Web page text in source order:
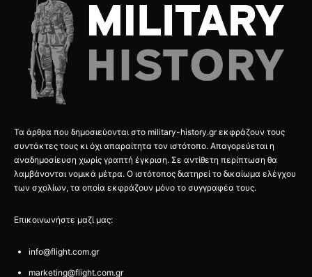
Τα άρθρα που δημοσιεύονται στο military-history.gr εκφράζουν τους
συντάκτες τους κι όχι απαραίτητα τον ιστότοπο. Απαγορεύεται η
αναδημοσίευση χωρίς γραπτή έγκριση. Σε αντίθετη περίπτωση θα
λαμβάνονται νομικά μέτρα. Ο ιστότοπος διατηρεί το δικαίωμα ελέγχου
των σχολίων, τα οποία εκφράζουν μόνο το συγγραφέα τους.
Επικοινωνήστε μαζί μας:
info@flight.com.gr
marketing@flight.com.gr